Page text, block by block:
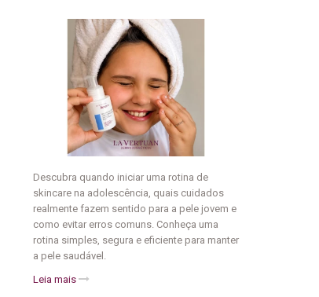
Descubra quando iniciar uma rotina de
skincare na adolescência, quais cuidados
realmente fazem sentido para a pele jovem e
como evitar erros comuns. Conheça uma
rotina simples, segura e eficiente para manter
a pele saudável.
Leia mais